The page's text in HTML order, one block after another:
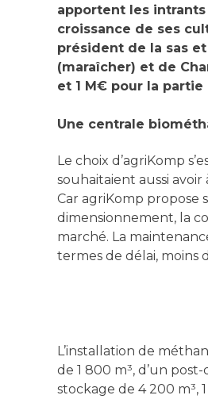
apportent les
croissance de ses
président de la sas
(maraîcher) et de
et 1 M€ pour la partie
Une centrale
Le choix d’agriKomp
souhaitaient aussi
Car agriKomp propose
dimensionnement, la
marché. La
termes de délai, moins
L’installation de
de 1 800 m³, d’un
stockage de 4 200 m³,